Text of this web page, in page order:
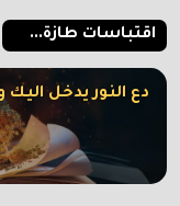
اقتباسات طازة...
دع النور يدخل